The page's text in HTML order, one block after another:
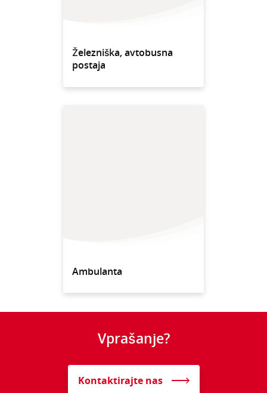
Železniška, avtobusna
postaja
Ambulanta
Vprašanje?
Kontaktirajte nas